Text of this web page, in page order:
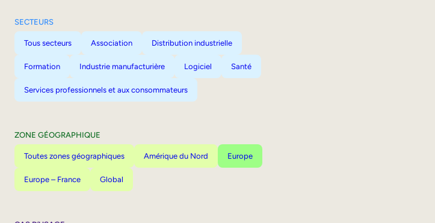
SECTEURS
Tous secteurs Association Distribution industrielle
Formation Industrie manufacturière Logiciel Santé
Services professionnels et aux consommateurs
ZONE GÉOGRAPHIQUE
Toutes zones géographiques Amérique du Nord Europe
Europe – France Global